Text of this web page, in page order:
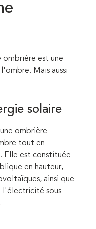
ombrière est une
Mais aussi
solaire
ombrière
tout en
Elle est constituée
en hauteur,
ainsi que
l'électricité sous